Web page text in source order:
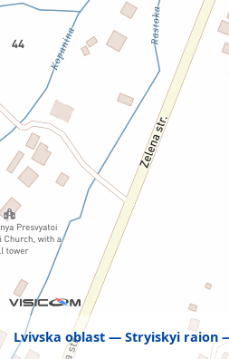
Lvivska oblast Stryiskyi raion